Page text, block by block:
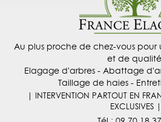
Au plus proche de chez-vous
et de
Elagage d'arbres - Abattage
Taillage de haies -
| INTERVENTION PARTOUT EN
EXCLUSIVES |